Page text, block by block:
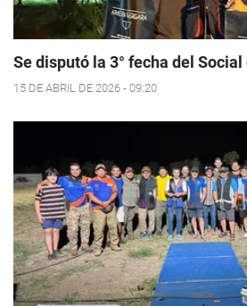
Se disputó la 3° fecha del
15 DE ABRIL DE 2026 - 09:20